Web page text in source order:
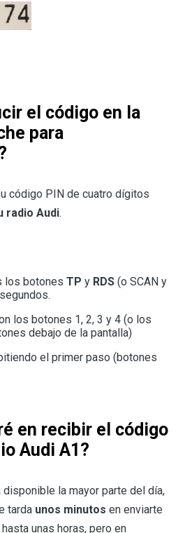
el código en la
para
código PIN de cuatro dígitos
radio Audi.
los botones TP y RDS (o SCAN y
los botones 1, 2, 3 y 4 (o los
debajo de la pantalla)
el primer paso (botones
en recibir el código
Audi A1?
disponible la mayor parte del día,
tarda unos minutos en enviarte
unas horas, pero en